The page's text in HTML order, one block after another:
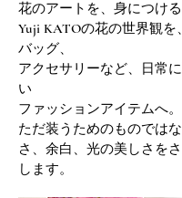
花のアートを、身につける
Yuji KATOの花の世界観を
バッグ、
アクセサリーなど、日常
い
ファッションアイテムへ。
ただ装うためのものでは
さ、余白、光の美しさを
します。